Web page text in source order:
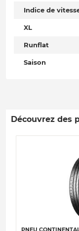
Indice de
XL
Runflat
Saison
Découvrez des